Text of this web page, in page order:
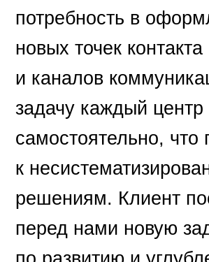
потребность в
новых точек контакта
и каналов
задачу каждый
самостоятельно, что
к
решениям. Клиент
перед нами новую